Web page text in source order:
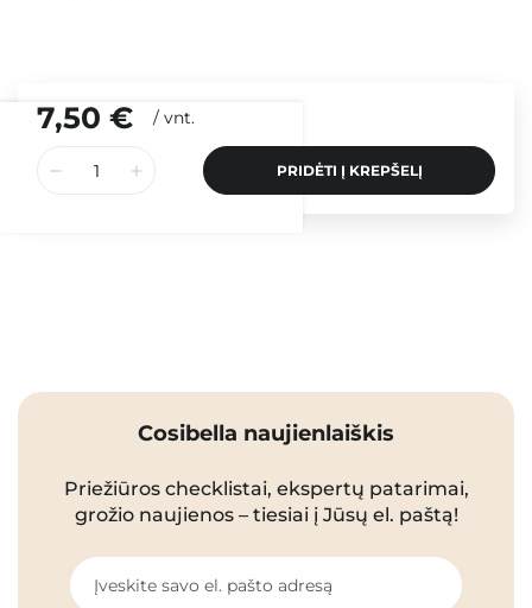
7,50 € / vnt.
PRIDĖTI Į KREPŠELĮ
Cosibella naujienlaiškis
Priežiūros checklistai, ekspertų patarimai,
grožio naujienos – tiesiai į Jūsų el. paštą!
Įveskite savo el. pašto adresą